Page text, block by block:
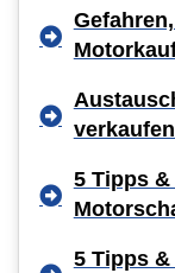
5 Tipps
5 Tipps